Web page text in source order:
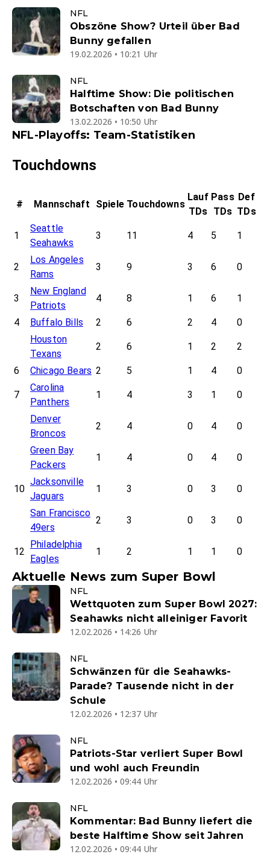
NFL
Obszöne Show? Urteil über Bad
Bunny gefallen
19.02.2026 • 10:21 Uhr
NFL
Halftime Show: Die politischen
Botschaften von Bad Bunny
13.02.2026 • 10:50 Uhr
NFL-Playoffs: Team-Statistiken
Touchdowns
# Mannschaft Spiele Touchdowns
Lauf
TDs
Pass
TDs
Def
TDs
1
Seattle
Seahawks
3 11 4 5 1
2
Los Angeles
Rams
3 9 3 6 0
3
New England
Patriots
4 8 1 6 1
4 Buffalo Bills 2 6 2 4
0
Houston
Texans
2 6 1 2 2
6 Chicago Bears 2 5 1 4 0
7
Carolina
Panthers
1 4 3 1 0
Denver
Broncos
2 4 0 4 0
Green Bay
Packers
1 4 0 4 0
10
Jacksonville
Jaguars
1 3 0 3 0
San Francisco
49ers
2 3 0 3 0
12
Philadelphia
Eagles
1 2 1 1 0
Aktuelle News zum Super Bowl
NFL
Wettquoten zum Super Bowl 2027:
Seahawks nicht alleiniger Favorit
12.02.2026 • 14:26 Uhr
NFL
Schwänzen für die Seahawks-
Parade? Tausende nicht in der
Schule
12.02.2026 • 12:37 Uhr
NFL
Patriots-Star verliert Super Bowl
und wohl auch Freundin
12.02.2026 • 09:44 Uhr
NFL
Kommentar: Bad Bunny liefert die
beste Halftime Show seit Jahren
12.02.2026 • 09:44 Uhr